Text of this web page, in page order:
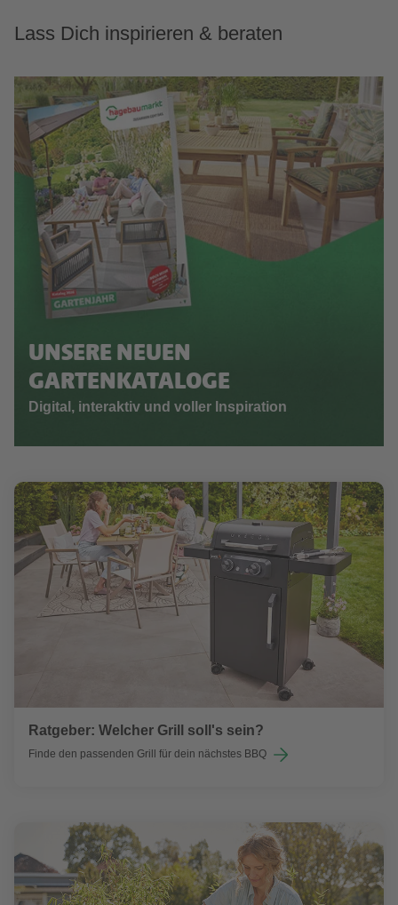
Lass Dich inspirieren & beraten
UNSERE NEUEN
GARTENKATALOGE
Digital, interaktiv und voller Inspiration
Ratgeber: Welcher Grill soll's sein?
Finde den passenden Grill für dein nächstes BBQ